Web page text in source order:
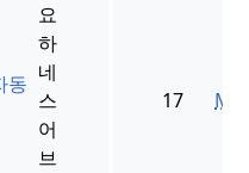
동
요
하
네
스
어
브
17 MF